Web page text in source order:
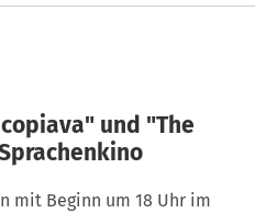
und "The
mit Beginn um 18 Uhr im